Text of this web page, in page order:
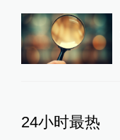
24小时最热